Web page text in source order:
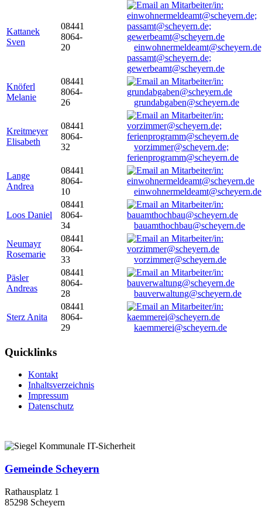
Kattanek
Sven
08441
8064-
20
passamt@scheyern.de;
gewerbeamt@scheyern.de
Knöferl
Melanie
08441
8064-
26
grundabgaben@scheyern.de
Kreitmeyer
Elisabeth
08441
8064-
32
vorzimmer@scheyern.de;
ferienprogramm@scheyern.de
Lange
Andrea
08441
8064-
10
einwohnermeldeamt@scheyern.de
Loos Daniel
08441
8064-
34
bauamthochbau@scheyern.de
Neumayr
Rosemarie
08441
8064-
33
vorzimmer@scheyern.de
Päsler
Andreas
08441
8064-
28
bauverwaltung@scheyern.de
Sterz Anita
08441
8064-
29
kaemmerei@scheyern.de
Quicklinks
Kontakt
Inhaltsverzeichnis
Impressum
Datenschutz
Gemeinde Scheyern
Rathausplatz 1
85298 Scheyern